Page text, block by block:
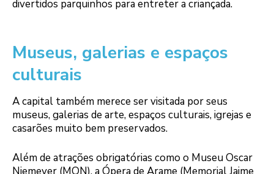
divertidos parquinhos para entreter a criançada.
Museus, galerias e espaços
culturais
A capital também merece ser visitada por seus
museus, galerias de arte, espaços culturais, igrejas e
casarões muito bem preservados.
Além de atrações obrigatórias como o Museu Oscar